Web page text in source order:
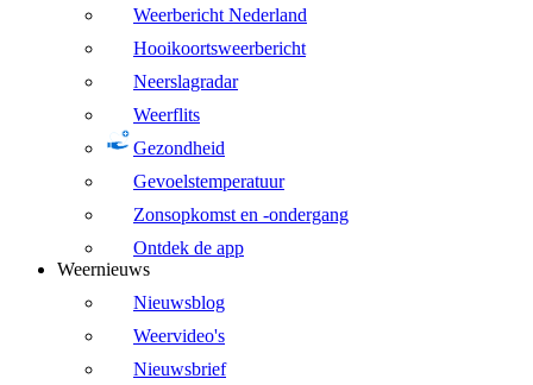
Weerbericht Nederland
Hooikoortsweerbericht
Neerslagradar
Weerflits
Gezondheid
Gevoelstemperatuur
Zonsopkomst en -ondergang
Ontdek de app
Weernieuws
Nieuwsblog
Weervideo's
Nieuwsbrief